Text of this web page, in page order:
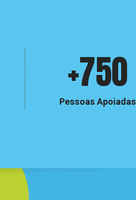
+750
Pessoas Apoiadas